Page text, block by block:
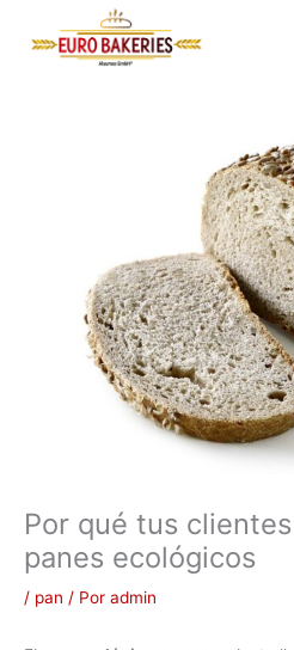
contenido
Por qué tus
panes ecológicos
/ pan / Por admin